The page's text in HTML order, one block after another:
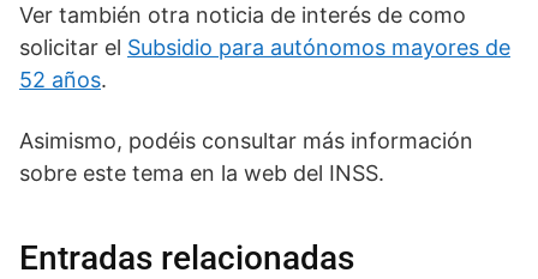
Ver también otra noticia de interés de como
solicitar el Subsidio para autónomos mayores de
52 años.
Asimismo, podéis consultar más información
sobre este tema en la web del INSS.
Entradas relacionadas